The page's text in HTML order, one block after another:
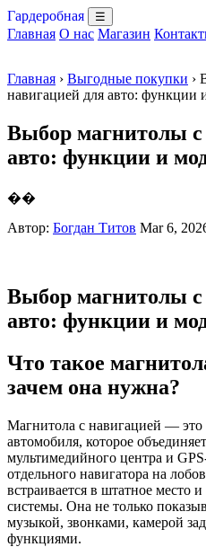
Гардеробная ☰
Главная О нас Магазин
Главная › Выгодные покупки ›
навигацией для авто:
Выбор магнитолы с
авто: функции и
��
Автор: Богдан Титов Mar 6,
Выбор магнитолы с
авто: функции и
Что такое
зачем она нужна?
Магнитола с навигацией — это
автомобиля, которое
мультимедийного центра и
отдельного навигатора на
встраивается в штатное место
системы. Она не только
музыкой, звонками, камерой
функциями.